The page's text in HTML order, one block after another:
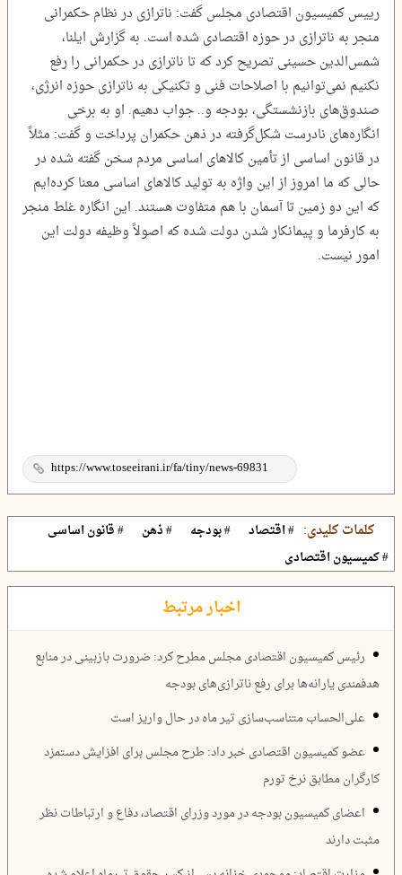
رییس کمیسیون اقتصادی مجلس گفت: ناترازی در نظام حکمرانی
منجر به ناترازی در حوزه اقتصادی شده است. به گزارش ایلنا،
شمس‌الدین حسینی تصریح کرد که تا ناترازی در حکمرانی را رفع
نکنیم نمی‌توانیم با اصلاحات فنی و تکنیکی به ناترازی حوزه انرژی،
صندوق‌های بازنشستگی، بودجه و.. جواب دهیم. او به برخی
انگاره‌های نادرست شکل‌گرفته در ذهن حکمران پرداخت و گفت: مثلاً
در قانون اساسی از تأمین کالاهای اساسی مردم سخن گفته شده در
حالی که ما امروز از این واژه به تولید کالاهای اساسی معنا کرده‌ایم
که این دو زمین تا آسمان با هم متفاوت هستند. این انگاره غلط منجر
به کارفرما و پیمانکار شدن دولت شده که اصولاً وظیفه دولت این
امور نیست.
کلمات کلیدی: # اقتصاد # بودجه # ذهن
# قانون اساسی
# کمیسیون اقتصادی
اخبار مرتبط
رئیس کمیسیون اقتصادی مجلس مطرح کرد: ضرورت بازبینی در منابع
هدفمندی یارانه‌ها برای رفع ناترازی‌های بودجه
علی‌الحساب متناسب‌سازی تیر ماه در حال واریز است
عضو کمیسیون اقتصادی خبر داد: طرح مجلس برای افزایش دستمزد
کارگران مطابق نرخ تورم
اعضای کمیسیون بودجه در مورد وزرای اقتصاد، دفاع و ارتباطات نظر
مثبت دارند